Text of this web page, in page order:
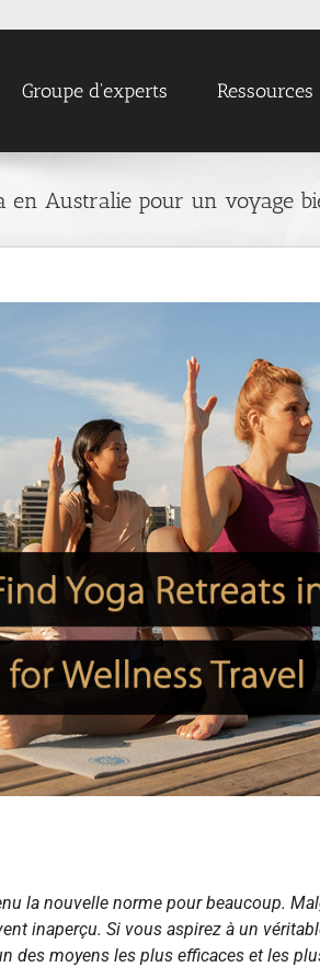
Groupe d'experts Ressources
en Australie pour un voyage
la nouvelle norme pour beaucoup.
inaperçu. Si vous aspirez à un
des moyens les plus efficaces et les